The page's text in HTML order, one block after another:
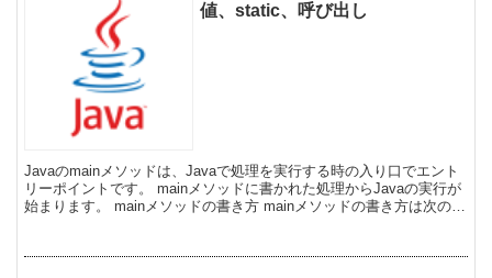
値、static、呼び出し
Javaのmainメソッドは、Javaで処理を実行する時の入り口でエント
リーポイントです。 mainメソッドに書かれた処理からJavaの実行が
始まります。 mainメソッドの書き方 mainメソッドの書き方は次の通